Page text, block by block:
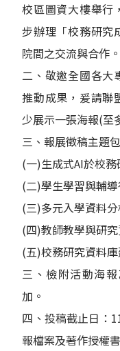
校區圖資大樓舉行
步辦理「校務研究
院間之交流與合作。
二、敬邀全國各大
推動成果，爰請聯
少展示一張海報(至
三、報展徵稿主題
(一)生成式AI於校務
(二)學生學習與輔
(三)多元入學資料
(四)教師教學與研
(五)校務研究資料
三、檢附活動海
加。
四、投稿截止日：
報檔案及著作授權